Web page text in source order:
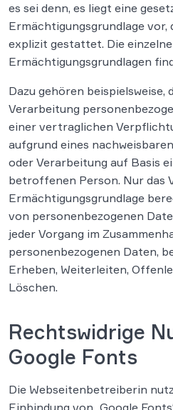
es sei denn, es liegt eine
Ermächtigungsgrundlage vor,
explizit gestattet. Die
Ermächtigungsgrundlagen
Dazu gehören
Verarbeitung
einer vertraglichen
aufgrund eines
oder Verarbeitung auf Basis
betroffenen Person. Nur das
Ermächtigungsgrundlage
von personenbezogenen
jeder Vorgang im
personenbezogenen Daten,
Erheben, Weiterleiten,
Löschen.
Rechtswidrige
Google Fonts
Die Webseitenbetreiberin
Einbindung von „Google